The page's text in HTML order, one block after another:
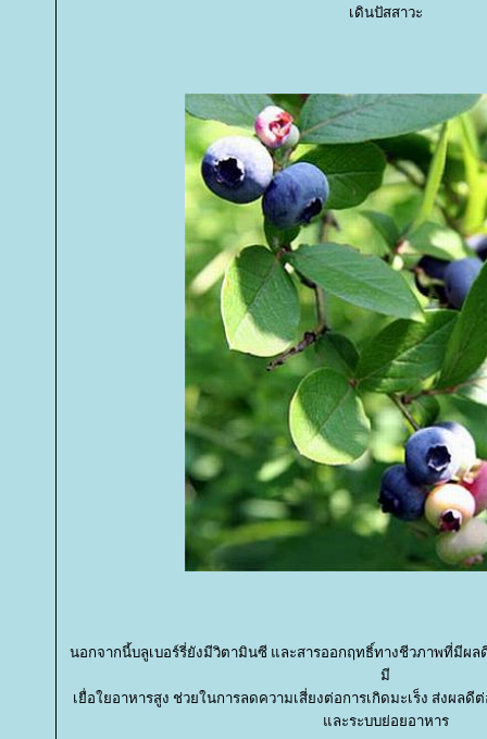
เดินปัสสาวะ
นอกจากนี้บลูเบอร์รี่ยังมีวิตามินซี และสารออกฤทธิ์ทางชีวภาพที่มีผ
มี
เยื่อใยอาหารสูง ช่วยในการลดความเสี่ยงต่อการเกิดมะเร็ง ส่งผลดี
ละระบบย่อยอาหาร